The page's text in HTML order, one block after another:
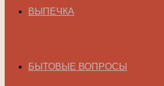
ВЫПЕЧКА
БЫТОВЫЕ ВОПРОСЫ